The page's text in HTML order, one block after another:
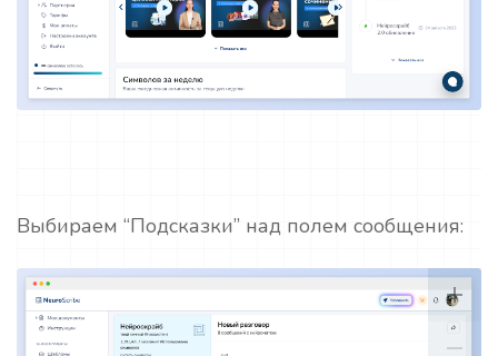
Выбираем “Подсказки” над полем сообщения: